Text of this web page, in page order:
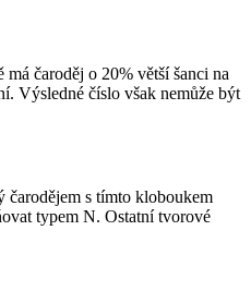
má čaroděj o 20% větší šanci na
Výsledné číslo však nemůže být
s tímto kloboukem
typem N. Ostatní tvorové